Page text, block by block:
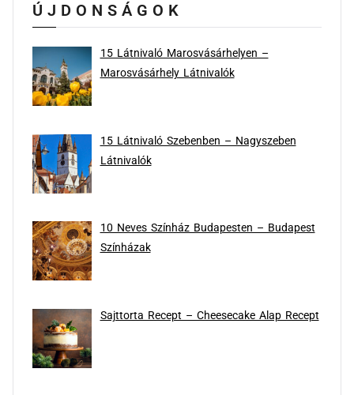
ÚJDONSÁGOK
15 Látnivaló Marosvásárhelyen –
Marosvásárhely Látnivalók
15 Látnivaló Szebenben – Nagyszeben
Látnivalók
10 Neves Színház Budapesten – Budapest
Színházak
Sajttorta Recept – Cheesecake Alap Recept